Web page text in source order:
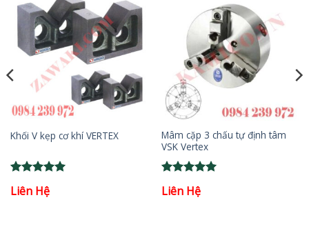
Khối V kẹp cơ khí VERTEX
out of 5
Liên Hệ
Mâm cặp 3 chấu tự định tâm
VSK Vertex
out of 5
Liên Hệ